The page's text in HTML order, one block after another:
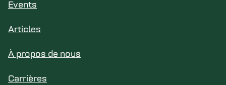
Events
Articles
À propos de nous
Carrières